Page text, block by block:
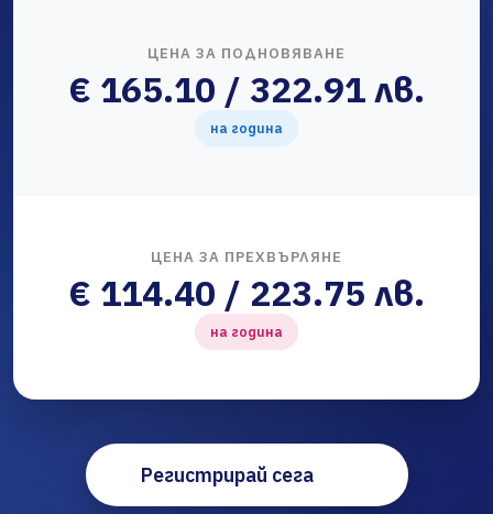
ЦЕНА ЗА ПОДНОВЯВАНЕ
€ 165.10 / 322.91 лв.
на година
ЦЕНА ЗА ПРЕХВЪРЛЯНЕ
€ 114.40 / 223.75 лв.
на година
Регистрирай сега